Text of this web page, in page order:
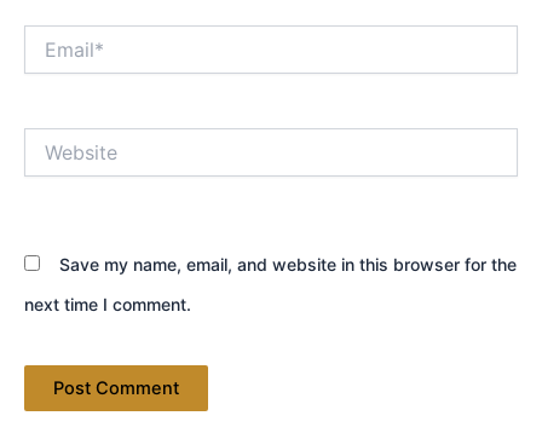
Save my name, email, and website in this browser for the
next time I comment.